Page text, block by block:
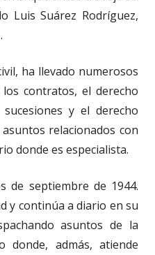
Luis Suárez Rodríguez,
ha llevado numerosos
contratos, el derecho
y el derecho
relacionados con
donde es especialista.
de septiembre de 1944.
y continúa a diario en su
asuntos de la
donde, admás, atiende